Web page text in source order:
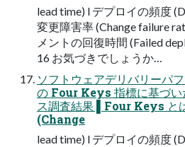
lead time) l デプロイの頻度
変更障害率 (Change failure
メントの回復時間 (Failed
16 お気づきでしょうか…
ソフトウェアデリバリーパ
の Four Keys 指標に基づい
ス調査結果 ▌Four Keys と
(Change
lead time) l デプロイの頻度